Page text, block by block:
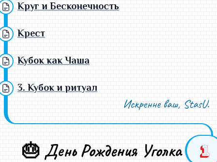
Круг и Бесконечность
Крест
Кубок как Чаша
3. Кубок и ритуал
Искренне ваш, StasU.
1
🎂 День Рождения Уголка